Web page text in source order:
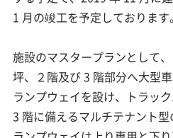
1 月の竣工を予定しております。
施設のマスタープランとして
坪、２階及び 3 階部分へ大型
ランプウェイを設け、トラッ
3 階に備えるマルチテナント型